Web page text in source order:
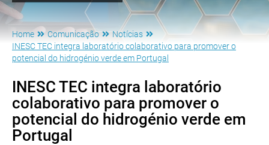
Home Comunicação
Notícias
INESC TEC integra laboratório colaborativo para promover o
potencial do hidrogénio verde em Portugal
INESC TEC integra laboratório
colaborativo para promover o
potencial do hidrogénio verde em
Portugal